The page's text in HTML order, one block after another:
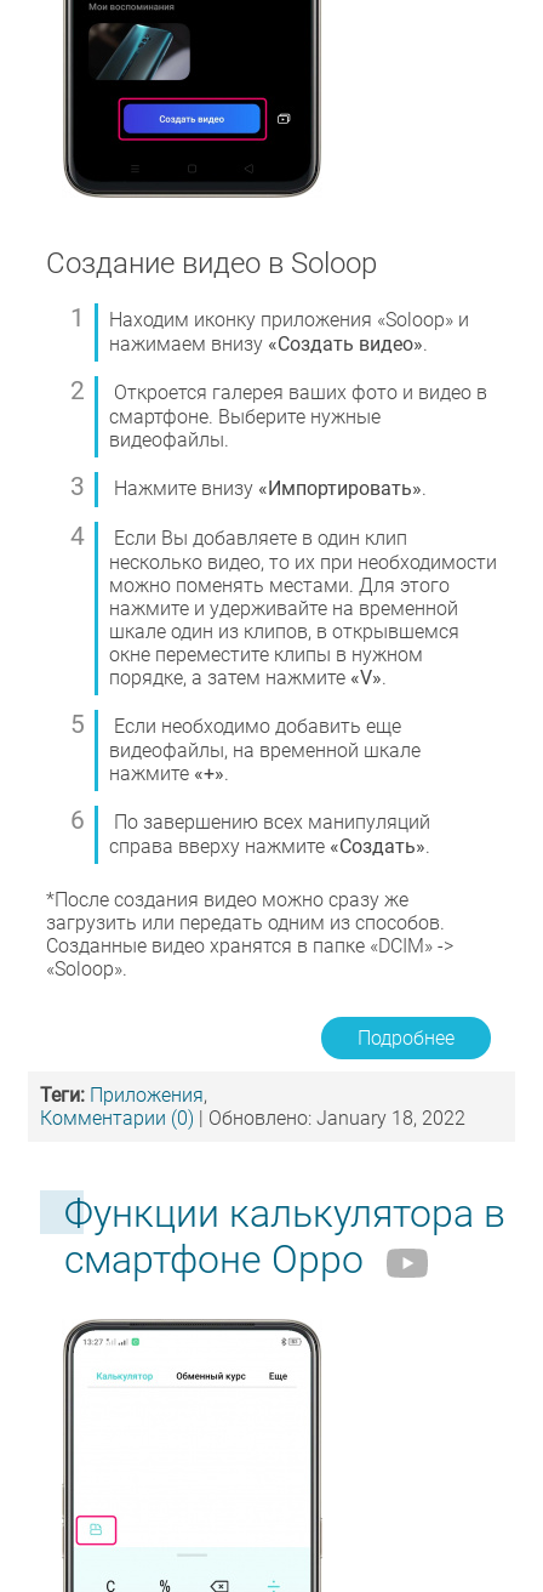
Создание видео в Soloop
Находим иконку приложения «Soloop» и
нажимаем внизу «Создать видео».
Откроется галерея ваших фото и видео в
смартфоне. Выберите нужные
видеофайлы.
Нажмите внизу «Импортировать».
Если Вы добавляете в один клип
несколько видео, то их при необходимости
можно поменять местами. Для этого
нажмите и удерживайте на временной
шкале один из клипов, в открывшемся
окне переместите клипы в нужном
порядке, а затем нажмите «V».
Если необходимо добавить еще
видеофайлы, на временной шкале
нажмите «+».
По завершению всех манипуляций
справа вверху нажмите «Создать».
*После создания видео можно сразу же
загрузить или передать одним из способов.
Созданные видео хранятся в папке «DCIM» ->
«Soloop».
Подробнее
Теги: Приложения,
Комментарии (0) | Обновлено: January 18, 2022
Функции калькулятора в
смартфоне Oppo